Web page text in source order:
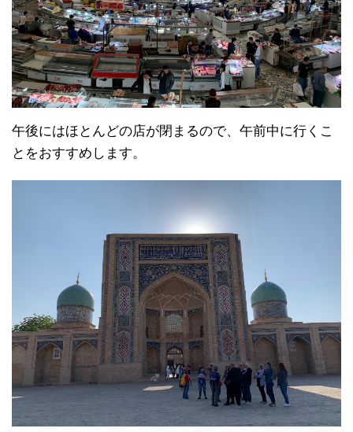
午後にはほとんどの店が閉まるので、午前中に行くこ
とをおすすめします。